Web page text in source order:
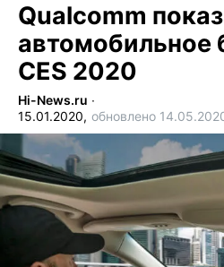
Qualcomm
автомобильное
CES 2020
Hi-News.ru ∙
15.01.2020, обновлено